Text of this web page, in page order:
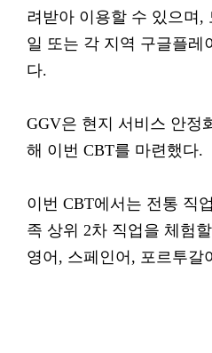
려받아 이용할 수 있으며,
일 또는 각 지역 구글플레
다.
GGV은 현지 서비스 안정
해 이번 CBT를 마련했다.
이번 CBT에서는 전통 직
족 상위 2차 직업을 체험
영어, 스페인어, 포르투갈